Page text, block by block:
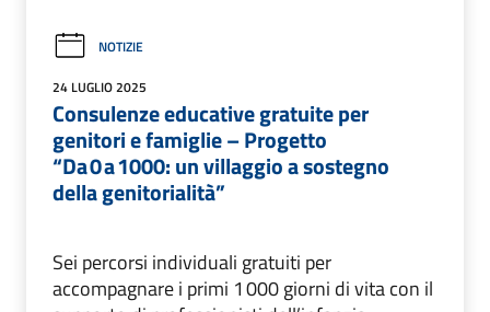
NOTIZIE
24 LUGLIO 2025
Consulenze educative gratuite per
genitori e famiglie – Progetto
“Da 0 a 1000: un villaggio a sostegno
della genitorialità”
Sei percorsi individuali gratuiti per
accompagnare i primi 1 000 giorni di vita con il